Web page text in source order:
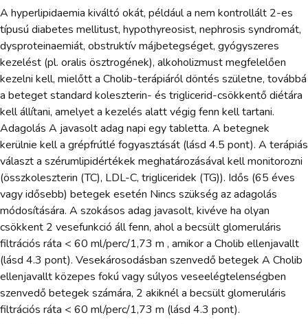
A hyperlipidaemia kiváltó okát, például a nem kontrollált 2-es
típusú diabetes mellitust, hypothyreosist, nephrosis syndromát,
dysproteinaemiát, obstruktív májbetegséget, gyógyszeres
kezelést (pl. oralis ösztrogének), alkoholizmust megfelelően
kezelni kell, mielőtt a Cholib-terápiáról döntés születne, továbbá
a beteget standard koleszterin- és triglicerid-csökkentő diétára
kell állítani, amelyet a kezelés alatt végig fenn kell tartani.
Adagolás A javasolt adag napi egy tabletta. A betegnek
kerülnie kell a grépfrútlé fogyasztását (lásd 4.5 pont). A terápiás
választ a szérumlipidértékek meghatározásával kell monitorozni
(összkoleszterin (TC), LDL-C, trigliceridek (TG)). Idős (65 éves
vagy idősebb) betegek esetén Nincs szükség az adagolás
módosítására. A szokásos adag javasolt, kivéve ha olyan
csökkent 2 vesefunkció áll fenn, ahol a becsült glomeruláris
filtrációs ráta < 60 ml/perc/1,73 m , amikor a Cholib ellenjavallt
(lásd 4.3 pont). Vesekárosodásban szenvedő betegek A Cholib
ellenjavallt közepes fokú vagy súlyos veseelégtelenségben
szenvedő betegek számára, 2 akiknél a becsült glomeruláris
filtrációs ráta < 60 ml/perc/1,73 m (lásd 4.3 pont).